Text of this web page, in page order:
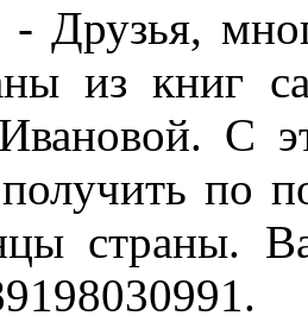
- Друзья,
из книг
С
получить по
страны.